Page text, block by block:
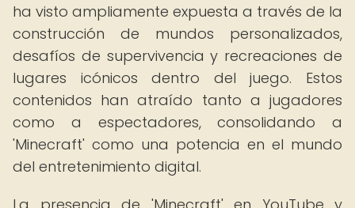
ha visto ampliamente expuesta a través de la
construcción de mundos personalizados,
desafíos de supervivencia y recreaciones de
lugares icónicos dentro del juego. Estos
contenidos han atraído tanto a jugadores
como a espectadores, consolidando a
'Minecraft' como una potencia en el mundo
del entretenimiento digital.